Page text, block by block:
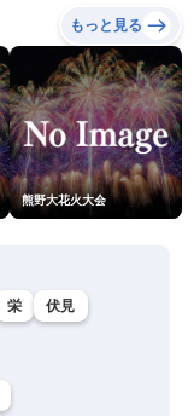
もっと見る
熊野大花火大会
栄
伏見